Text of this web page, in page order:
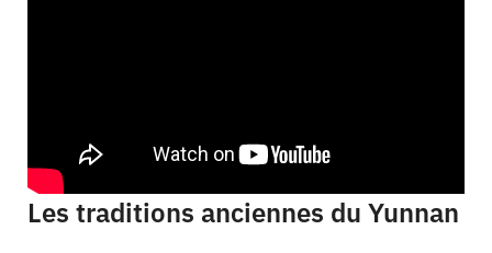
Les traditions anciennes du Yunnan